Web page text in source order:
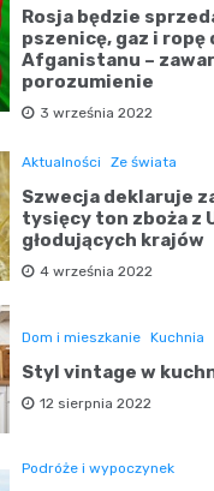
Rosja będzie
pszenicę, gaz i ropę
Afganistanu –
porozumienie
3 września 2022
Aktualności Ze świata
Szwecja deklaruje
tysięcy ton zboża z
głodujących krajów
4 września 2022
Dom i mieszkanie Kuchnia
Styl vintage w
12 sierpnia 2022
Podróże i wypoczynek